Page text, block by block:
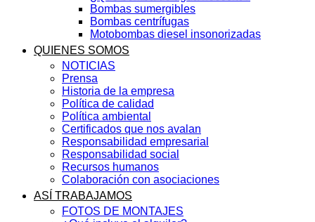
Bombas sumergibles
Bombas centrífugas
Motobombas diesel insonorizadas
QUIENES SOMOS
NOTICIAS
Prensa
Historia de la empresa
Política de calidad
Política ambiental
Certificados que nos avalan
Responsabilidad empresarial
Responsabilidad social
Recursos humanos
Colaboración con asociaciones
ASÍ TRABAJAMOS
FOTOS DE MONTAJES